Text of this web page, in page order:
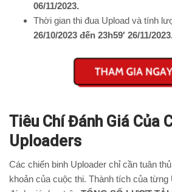
06/11/2023.
Thời gian thi đua Upload và tính
26/10/2023 đến 23h59′ 26/11/
Tiêu Chí Đánh Giá Của
Uploaders
Các chiến binh Uploader chỉ cần tuân
khoản của cuộc thi. Thành tích của